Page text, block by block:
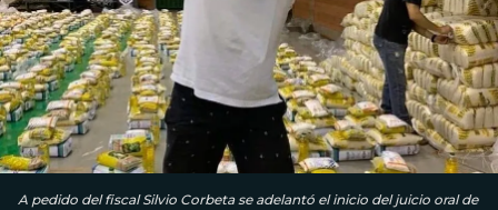
A pedido del fiscal Silvio Corbeta se adelantó el inicio del juicio oral de